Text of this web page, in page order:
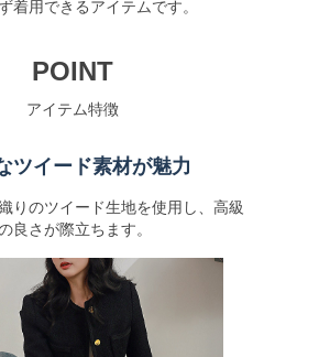
着用できるアイテムです。
POINT
アイテム特徴
ツイード素材が魅力
りのツイード生地を使用し、高級
良さが際立ちます。